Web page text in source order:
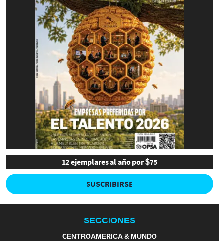
12 ejemplares al año por $75
SUSCRIBIRSE
SECCIONES
CENTROAMERICA & MUNDO